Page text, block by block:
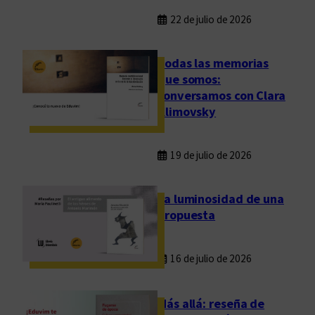
22 de julio de 2026
Todas las memorias
que somos:
conversamos con Clara
Klimovsky
19 de julio de 2026
La luminosidad de una
propuesta
16 de julio de 2026
Más allá: reseña de